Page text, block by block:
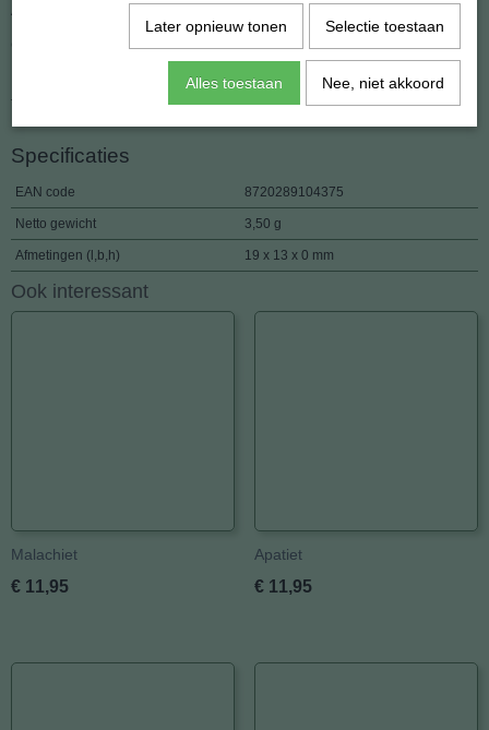
Afmeting : 13 x 19 mm.
Gewicht : 3.5 gram.
Dit is een natuurprodukt en kan dus qua kleur en tekening van de
foto verschillen.
Specificaties
EAN code 8720289104375
Netto gewicht 3,50 g
Afmetingen (l,b,h) 19 x 13 x 0 mm
Ook interessant
Malachiet
€ 11,95
Apatiet
€ 11,95
Later opnieuw tonen Selectie toestaan
Alles toestaan Nee, niet akkoord